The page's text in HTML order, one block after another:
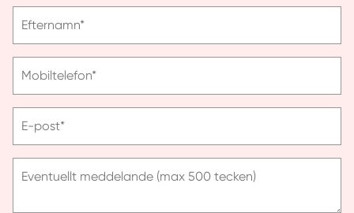
ange
Efternamn*
ange
Mobiltelefon*
ange
post
E-post*
Eventuellt meddelande (max 500 tecken)